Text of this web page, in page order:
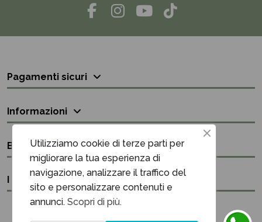
Pagamenti sicuri
Informazioni
Bisogno di aiuto?
I nostri contatti
Utilizziamo cookie di terze parti per
migliorare la tua esperienza di
navigazione, analizzare il traffico del
sito e personalizzare contenuti e
annunci. Scopri di più.